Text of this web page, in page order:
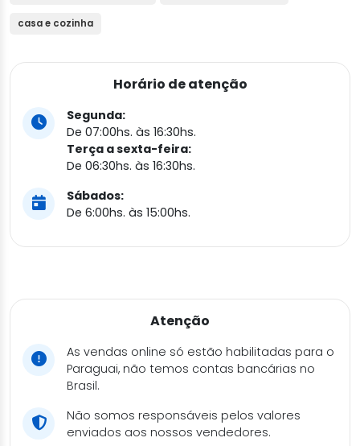
casa e cozinha
Horário de atenção
Segunda:
De 07:00hs. às 16:30hs.
Terça a sexta-feira:
De 06:30hs. às 16:30hs.
Sábados:
De 6:00hs. às 15:00hs.
Atenção
As vendas online só estão habilitadas para o
Paraguai, não temos contas bancárias no
Brasil.
Não somos responsáveis pelos valores
enviados aos nossos vendedores.